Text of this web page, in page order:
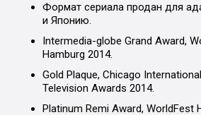
Формат сериала продан для
и Японию.
Intermedia-globe Grand Award,
Hamburg 2014.
Gold Plaque, Chicago
Television Awards 2014.
Platinum Remi Award, WorldFest